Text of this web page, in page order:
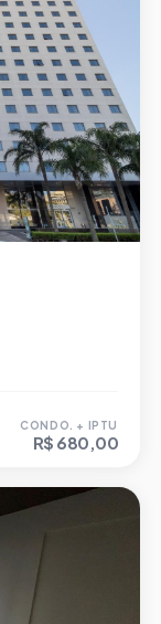
CONDO. + IPTU
R$ 680,00